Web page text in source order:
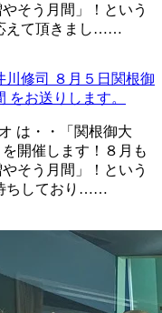
そう月間」！という
えて頂きまし……
川修司 ８月５日関根御
をお送りします。
は・・「関根御大
開催します！８月も
そう月間」！という
ちしており……